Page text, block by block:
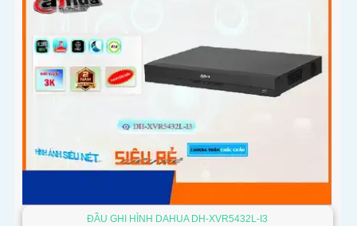
ĐẦU GHI HÌNH DAHUA DH-XVR5432L-I3